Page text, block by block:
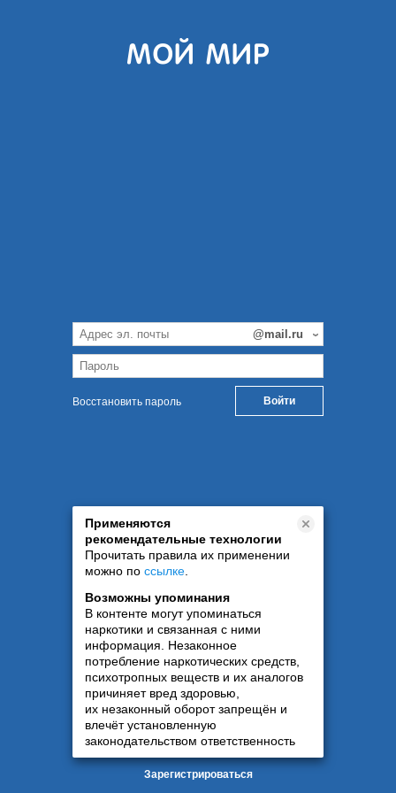
Восстановить пароль
Применяются
рекомендательные технологии
Прочитать правила их применении
можно по ссылке
Возможны упоминания
В контенте могут упоминаться
наркотики и связанная с ними
информация. Незаконное
потребление наркотических средств,
психотропных веществ и их аналогов
причиняет вред здоровью,
их незаконный оборот запрещён и
влечёт установленную
законодательством ответственность
Зарегистрироваться